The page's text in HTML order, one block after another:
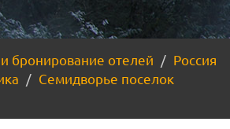
бронирование отелей
Россия
Семидворье поселок